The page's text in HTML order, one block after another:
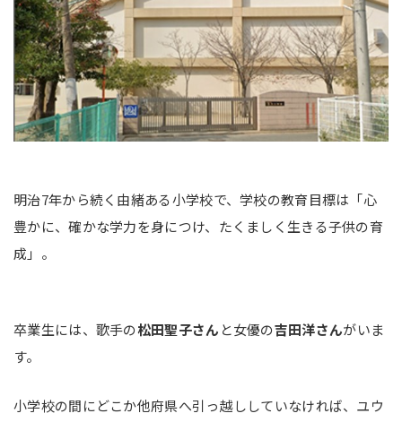
明治7年から続く由緒ある小学校で、学校の教育目標は「心
豊かに、確かな学力を身につけ、たくましく生きる子供の育
成」。
卒業生には、歌手の松田聖子さん と女優の吉田洋さんがいま
す。
小学校の間にどこか他府県へ引っ越ししていなければ、ユウ